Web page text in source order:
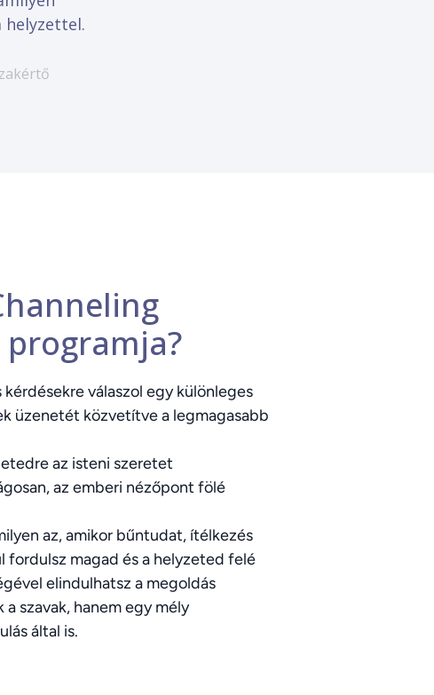
helyzettel.
kérdésekre válaszol egy különleges
üzenetét közvetítve a legmagasabb
az isteni szeretet
az emberi nézőpont fölé
az, amikor bűntudat, ítélkezés
fordulsz magad és a helyzeted felé
elindulhatsz a megoldás
a szavak, hanem egy mély
által is.